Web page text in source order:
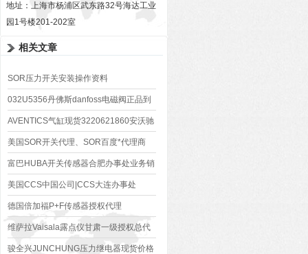
地址：上海市杨浦区武东路32号海达工业
园1号楼201-202室
相关文章
SOR压力开关安装操作资料
032U5356丹佛斯danfoss电磁阀正品到
货了
AVENTICS气缸现货3220621860安沃驰
太原授权代理商
美国SOR开关代理、SOR百度*代理商
富巴HUBA开关传感器合肥办事处业务销
售中心
美国CCS中国公司|CCS大连办事处
德国倍加福P+F传感器授权代理
维萨拉Vaisala露点仪甘肃一级授权总代
理
骏全兴JUNCHUNG压力继电器现货价格